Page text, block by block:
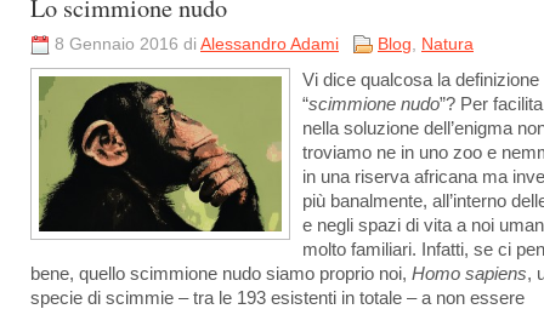
Lo scimmione nudo
8 Gennaio 2016 di Alessandro Adami Blog, Natura
Vi dice qualcosa la definizione
“scimmione nudo”? Per
nella soluzione dell’enigma
troviamo ne in uno zoo e
in una riserva africana ma
più banalmente, all’interno
e negli spazi di vita a noi
molto familiari. Infatti, se ci
bene, quello scimmione nudo siamo proprio noi, Homo sapiens,
specie di scimmie – tra le 193 esistenti in totale – a non essere